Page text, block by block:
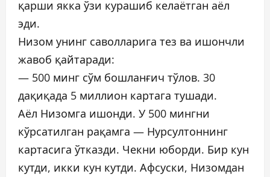
қарши якка ўзи курашиб келаётган аёл
эди.
Низом унинг саволларига тез ва ишончли
жавоб қайтаради:
— 500 минг сўм бошланғич тўлов. 30
дақиқада 5 миллион картага тушади.
Аёл Низомга ишонди. У 500 мингни
кўрсатилган рақамга — Нурсултоннинг
картасига ўтказди. Чекни юборди. Бир кун
кутди, икки кун кутди. Афсуски, Низомдан